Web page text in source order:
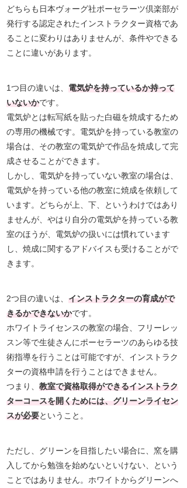
どちらも日本ヴォーグ社ポーセラーツ倶楽部が
発行する認定されたインストラクター資格であ
ることに変わりはありませんが、条件やできる
ことに違いがあります。
1つ目の違いは、 電気炉を持っているか持って
いないかです。
電気炉とは転写紙を貼った白磁を焼成するため
の専用の機械です。電気炉を持っている教室の
場合は、その教室の電気炉で作品を焼成して完
成させることができます。
しかし、電気炉を持っていない教室の場合は、
電気炉を持っている他の教室に焼成を依頼して
います。どちらが上、下、というわけではあり
ませんが、やはり自分の電気炉を持っている教
室のほうが、電気炉の扱いには慣れています
し、焼成に関するアドバイスも受けることがで
きます。
2つ目の違いは、 インストラクターの育成がで
きるかできないかです。
ホワイトライセンスの教室の場合、フリーレッ
スン等で生徒さんにポーセラーツのあらゆる技
術指導を行うことは可能ですが、インストラク
ターの資格申請を行うことはできません。
つまり、 教室で資格取得ができるインストラク
ターコースを開くためには、グリーンライセン
スが必要ということ。
ただし、グリーンを目指したい場合に、窯を購
入してから勉強を始めないといけない、という
ことではありません。ホワイトからグリーンへ